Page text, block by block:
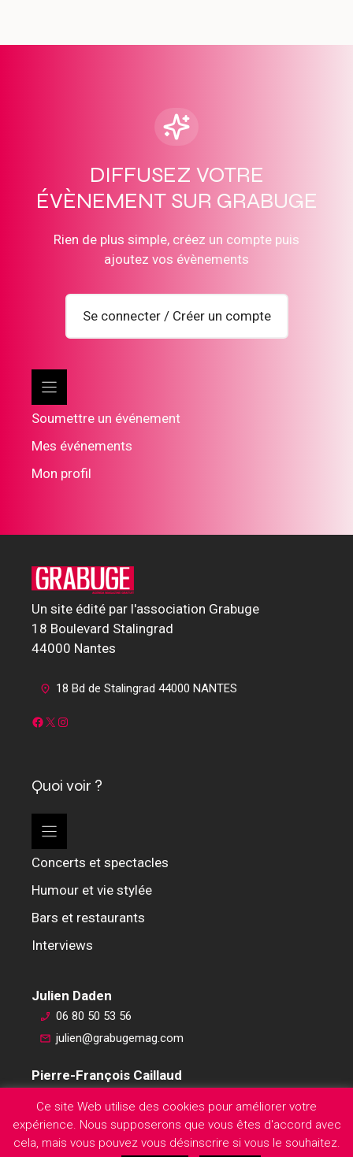
DIFFUSEZ VOTRE
ÉVÈNEMENT SUR GRABUGE
Rien de plus simple, créez un compte puis
ajoutez vos évènements
Se connecter / Créer un compte
Soumettre un événement
Mes événements
Mon profil
Un site édité par l'association Grabuge
18 Boulevard Stalingrad
44000 Nantes
18 Bd de Stalingrad 44000 NANTES
Facebook
X Instagram
Quoi voir ?
Concerts et spectacles
Humour et vie stylée
Bars et restaurants
Interviews
Julien Daden
06 80 50 53 56
julien@grabugemag.com
Pierre-François Caillaud
pierre-francois@grabugemag.com
Mentions légales
Ce site Web utilise des cookies pour améliorer votre
expérience. Nous supposerons que vous êtes d'accord avec
cela, mais vous pouvez vous désinscrire si vous le souhaitez.